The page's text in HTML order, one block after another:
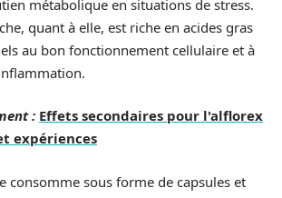
métabolique en situations de stress.
quant à elle, est riche en acides gras
au bon fonctionnement cellulaire et à
: Effets secondaires pour l'alflorex
expériences
consomme sous forme de capsules et